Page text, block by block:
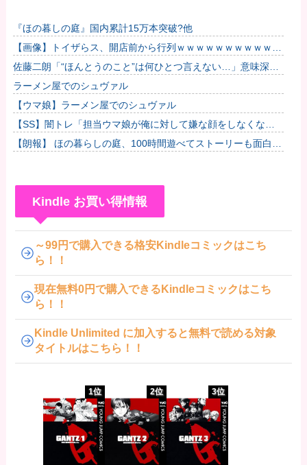
『ほの暮しの庭』国内累計15万本突破?他
【画像】トイザらス、開店前から行列ｗｗｗｗｗｗｗｗｗｗｗ
ｗｗｗｗｗ他
佐藤二朗「“ほんとうのこと”は何ひとつ言えない…」意味深投
稿に憶測殺到
ラーメン屋でのシュヴァル
【ウマ娘】ラーメン屋でのシュヴァル
【SS】闇トレ「担当ウマ娘が俺に対して嫌な顔をしなくなっ
たので、言葉責めをすることで身の毛がよだつ思いをしてもら
うことに...
【朗報】 ほの暮らしの庭、100時間遊べてストーリーも面白い
Kindle お買い得情報
～99円で購入できる格安Kindleコミックはこち
ら！！
現在無料0円で購入できるKindleコミックはこち
ら！！
Kindle Unlimited に加入すると無料で読める対象
タイトルはこちら！！
1位 2位 3位